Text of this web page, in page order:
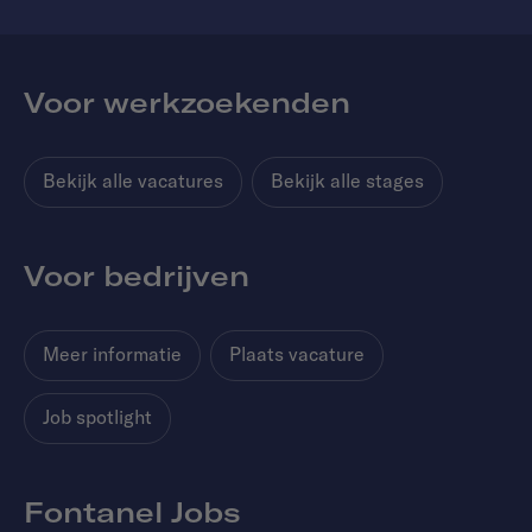
Voor werkzoekenden
Bekijk alle vacatures Bekijk alle stages
Voor bedrijven
Meer informatie Plaats vacature
Job spotlight
Fontanel Jobs